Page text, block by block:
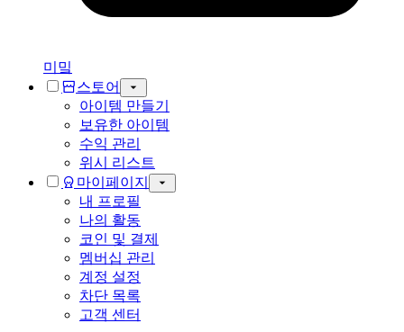
미밐
스토어
아이템 만들기
보유한 아이템
수익 관리
위시 리스트
마이페이지
내 프로필
나의 활동
코인 및 결제
멤버십 관리
계정 설정
차단 목록
고객 센터